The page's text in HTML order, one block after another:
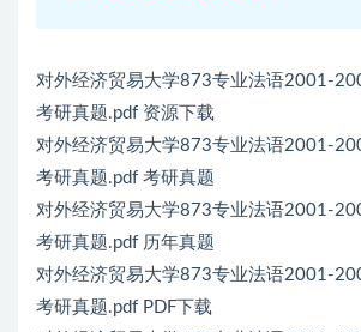
对外经济贸易大学873专业法语2001-
考研真题.pdf 资源下载
对外经济贸易大学873专业法语2001-
考研真题.pdf 考研真题
对外经济贸易大学873专业法语2001-
考研真题.pdf 历年真题
对外经济贸易大学873专业法语2001-
考研真题.pdf PDF下载